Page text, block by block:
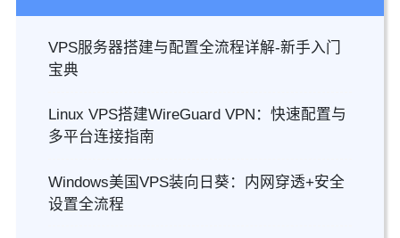
VPS服务器搭建与配置全流程详解-新手入门
宝典
Linux VPS搭建WireGuard VPN：快速配置与
多平台连接指南
Windows美国VPS装向日葵：内网穿透+安全
设置全流程